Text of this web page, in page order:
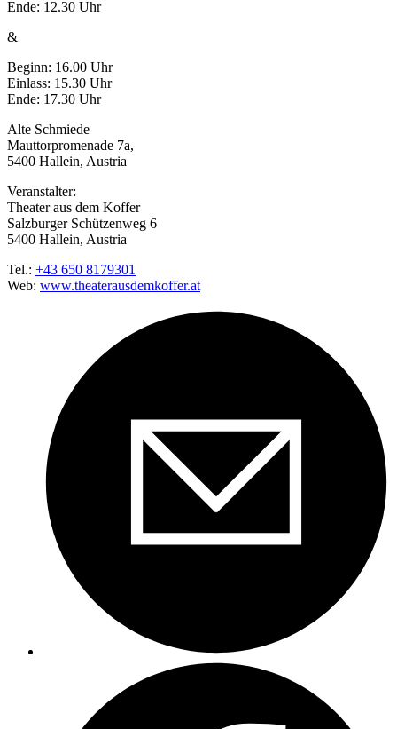
Ende: 12.30 Uhr
&
Beginn: 16.00 Uhr
Einlass: 15.30 Uhr
Ende: 17.30 Uhr
Alte Schmiede
Mauttorpromenade 7a,
5400 Hallein, Austria
Veranstalter:
Theater aus dem Koffer
Salzburger Schützenweg 6
5400 Hallein, Austria
Tel.: +43 650 8179301
Web: www.theaterausdemkoffer.at